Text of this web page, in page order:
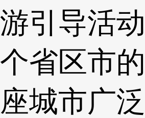
游引导活
个省区市
座城市广